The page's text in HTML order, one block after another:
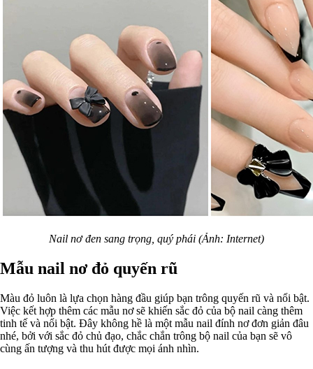
Nail nơ đen sang trọng, quý phái (Ảnh: Internet)
Mẫu nail nơ đỏ quyến rũ
Màu đỏ luôn là lựa chọn hàng đầu giúp bạn trông quyến rũ và nổi bật.
Việc kết hợp thêm các mẫu nơ sẽ khiến sắc đỏ của bộ nail càng thêm
tinh tế và nổi bật. Đây không hề là một mẫu nail đính nơ đơn giản đâu
nhé, bởi với sắc đỏ chủ đạo, chắc chắn trông bộ nail của bạn sẽ vô
cùng ấn tượng và thu hút được mọi ánh nhìn.